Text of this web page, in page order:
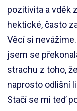
pozitivita a vděk
hektické, často
Věcí si
jsem se
strachu z toho,
naprosto odlišní
Stačí se mi teď